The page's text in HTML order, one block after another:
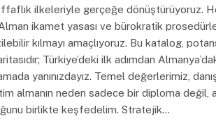
ilkeleriyle gerçeğe dönüştürüyoruz.
ikamet yasası ve bürokratik
kılmayı amaçlıyoruz. Bu katalog,
Türkiye’deki ilk adımdan
yanınızdayız. Temel değerlerimiz,
almanın neden sadece bir diploma değil,
birlikte keşfedelim. Stratejik…